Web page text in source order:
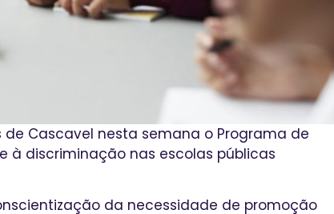
Cascavel nesta semana o Programa de
à discriminação nas escolas públicas
da necessidade de promoção